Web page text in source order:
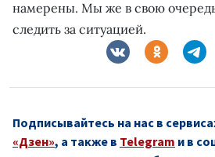
намерены. Мы же в свою
следить за ситуацией.
Подписывайтесь на нас в
«Дзен», а также в Telegram и в